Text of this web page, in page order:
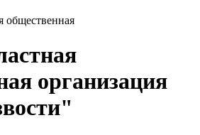
общественная
организация